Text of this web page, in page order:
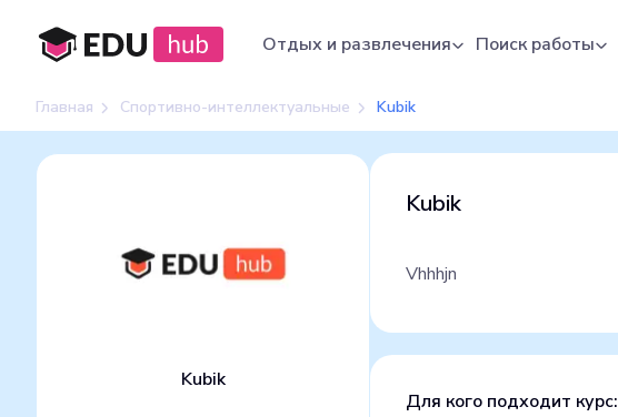
Отдых и развлечения Поиск работы
Главная Спортивно-интеллектуальные Kubik
Kubik
Kubik
Vhhhjn
Для кого подходит курс: